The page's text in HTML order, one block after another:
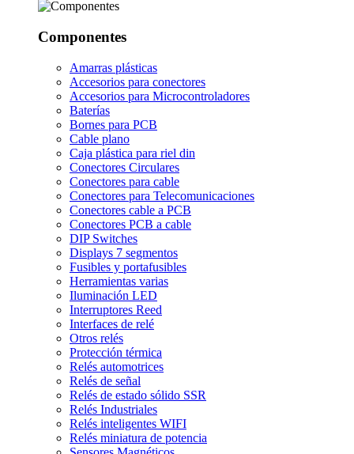
Componentes
Amarras plásticas
Accesorios para conectores
Accesorios para Microcontroladores
Baterías
Bornes para PCB
Cable plano
Caja plástica para riel din
Conectores Circulares
Conectores para cable
Conectores para Telecomunicaciones
Conectores cable a PCB
Conectores PCB a cable
DIP Switches
Displays 7 segmentos
Fusibles y portafusibles
Herramientas varias
Iluminación LED
Interruptores Reed
Interfaces de relé
Otros relés
Protección térmica
Relés automotrices
Relés de señal
Relés de estado sólido SSR
Relés Industriales
Relés inteligentes WIFI
Relés miniatura de potencia